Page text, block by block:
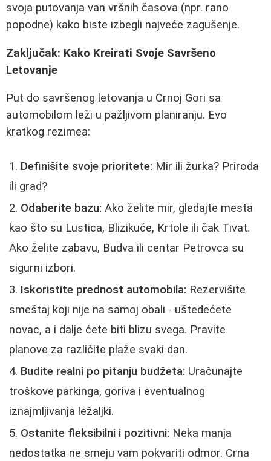
svoja putovanja van vršnih časova (npr. rano
popodne) kako biste izbegli najveće zagušenje.
Zaključak: Kako Kreirati Svoje Savršeno
Letovanje
Put do savršenog letovanja u Crnoj Gori sa
automobilom leži u pažljivom planiranju. Evo
kratkog rezimea:
Definišite svoje prioritete: Mir ili žurka? Priroda
ili grad?
Odaberite bazu: Ako želite mir, gledajte mesta
kao što su Lustica, Blizikuće, Krtole ili čak Tivat.
Ako želite zabavu, Budva ili centar Petrovca su
sigurni izbori.
Iskoristite prednost automobila: Rezervišite
smeštaj koji nije na samoj obali - uštedećete
novac, a i dalje ćete biti blizu svega. Pravite
planove za različite plaže svaki dan.
Budite realni po pitanju budžeta: Uračunajte
troškove parkinga, goriva i eventualnog
iznajmljivanja ležaljki.
Ostanite fleksibilni i pozitivni: Neka manja
nedostatka ne smeju vam pokvariti odmor. Crna